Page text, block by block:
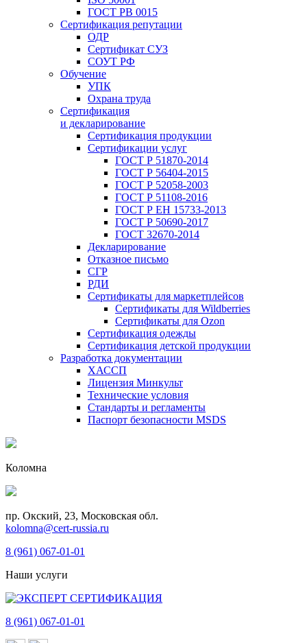
ГОСТ РВ 0015
Сертификация репутации
ОДР
Сертификат СУЗ
СОУТ РФ
Обучение
УПК
Охрана труда
Сертификация
и декларирование
Сертификация продукции
Сертификации услуг
ГОСТ Р 51870-2014
ГОСТ Р 56404-2015
ГОСТ Р 52058-2003
ГОСТ Р 51108-2016
ГОСТ Р ЕН 15733-2013
ГОСТ Р 50690-2017
ГОСТ 32670-2014
Декларирование
Отказное письмо
СГР
РДИ
Сертификаты для маркетплейсов
Сертификаты для Wildberries
Сертификаты для Ozon
Сертификация одежды
Сертификация детской продукции
Разработка документации
ХАССП
Лицензия Минкульт
Технические условия
Стандарты и регламенты
Паспорт безопасности MSDS
Коломна
пр. Окский, 23, Московская обл.
kolomna@cert-russia.ru
8 (961) 067-01-01
Наши услуги
8 (961) 067-01-01